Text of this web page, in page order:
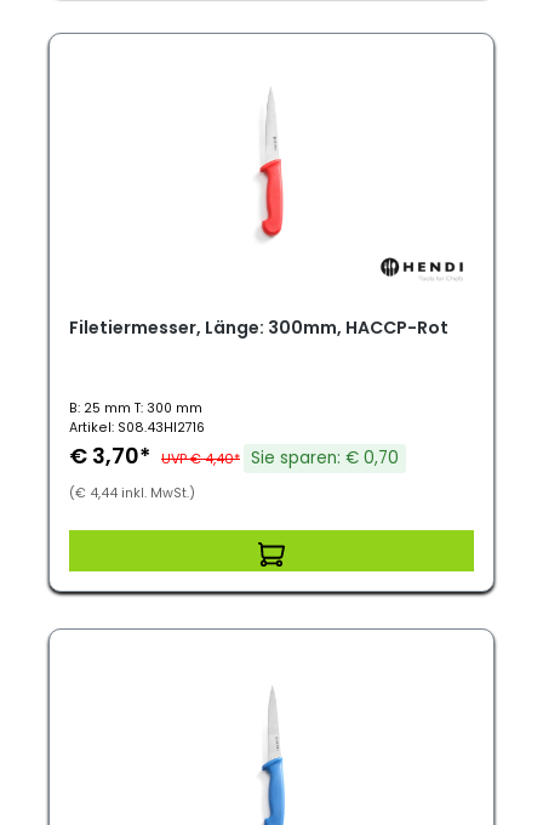
Filetiermesser, Länge: 300mm, HACCP-Rot
B: 25 mm T: 300 mm
Artikel: S08.43HI2716
€ 3,70* UVP € 4,40* Sie sparen: € 0,70
(€ 4,44 inkl. MwSt.)